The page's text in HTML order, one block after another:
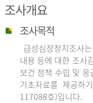
조사개요
조사목적
급성심장정지조사
내용 등에 대한 조사
보건 정책 수립 및
기초자료를 제공하
117088호)입니다.